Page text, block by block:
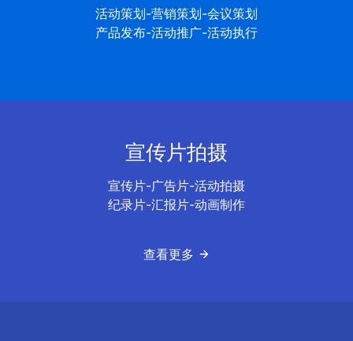
活动策划-营销策划-会议策划
产品发布-活动推广-活动执行
宣传片拍摄
宣传片-广告片-活动拍摄
纪录片-汇报片-动画制作
查看更多